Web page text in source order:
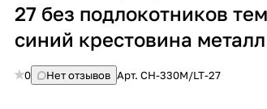
27 без подлокотников
синий крестовина металл
0 Нет отзывов Арт.CH-330M/LT-27